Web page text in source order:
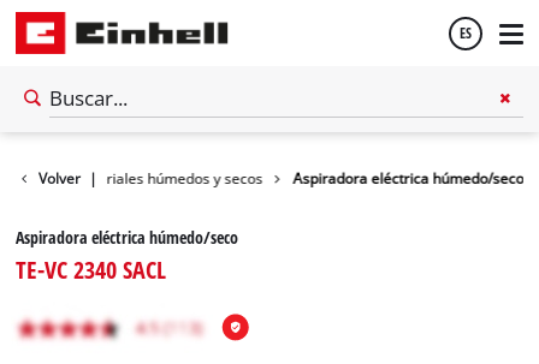
ES
Volver |
de materiales húmedos y secos Aspiradora eléctrica húmedo/seco
Aspiradora eléctrica húmedo/seco
TE-VC 2340 SACL